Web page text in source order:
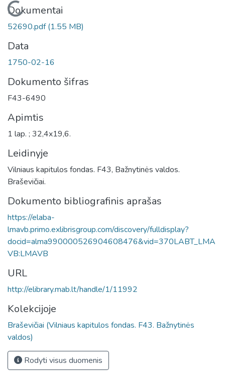
Įkeliama...
Dokumentai
52690.pdf(1.55 MB)
Data
1750-02-16
Dokumento šifras
F43-6490
Apimtis
1 lap. ; 32,4x19,6.
Leidinyje
Vilniaus kapitulos fondas. F43, Bažnytinės valdos.
Braševičiai.
Dokumento bibliografinis aprašas
https://elaba-
lmavb.primo.exlibrisgroup.com/discovery/fulldisplay?
docid=alma990000526904608476&vid=370LABT_LMA
VB:LMAVB
URL
http://elibrary.mab.lt/handle/1/11992
Kolekcijoje
Braševičiai (Vilniaus kapitulos fondas. F43. Bažnytinės
valdos)
Rodyti visus duomenis